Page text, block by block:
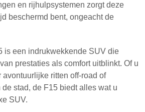
en rijhulpsystemen zorgt deze
beschermd bent, ongeacht de
is een indrukwekkende SUV die
prestaties als comfort uitblinkt. Of u
avontuurlijke ritten off-road of
stad, de F15 biedt alles wat u
SUV.